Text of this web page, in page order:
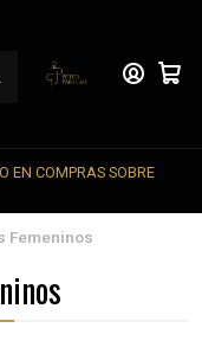
EN COMPRAS SOBRE
Femeninos